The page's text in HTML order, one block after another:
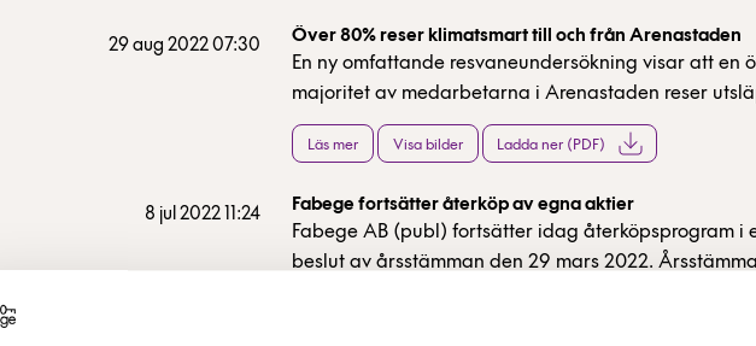
29 aug 2022 07:30 Över 80% reser klimatsmart till och från Arenastaden
En ny omfattande resvaneundersökning visar att en
majoritet av medarbetarna i Arenastaden reser
till stadsdelen genom kollektivtrafik, cykel,
moped eller elsparkcykel. Andelen laddbara bilar har
ambition hos både företag och medarbetare i
ytterligare öka andelen hållbart resande.
Läs mer Visa bilder Ladda ner (PDF)
8 jul 2022 11:24 Fabege fortsätter återköp av egna aktier
Fabege AB (publ) fortsätter idag återköpsprogram i
beslut av årsstämman den 29 mars 2022.